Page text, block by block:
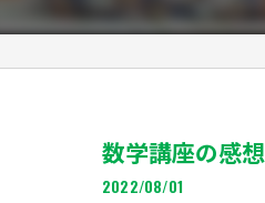
数学講座の感想
2022/08/01